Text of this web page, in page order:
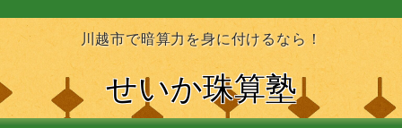
川越市で暗算力を身に付けるなら！
せいか珠算塾